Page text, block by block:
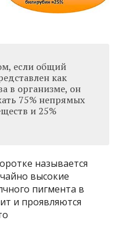
если общий
как
в организме, он
75% непрямых
и 25%
называется
высокие
пигмента в
и проявляются